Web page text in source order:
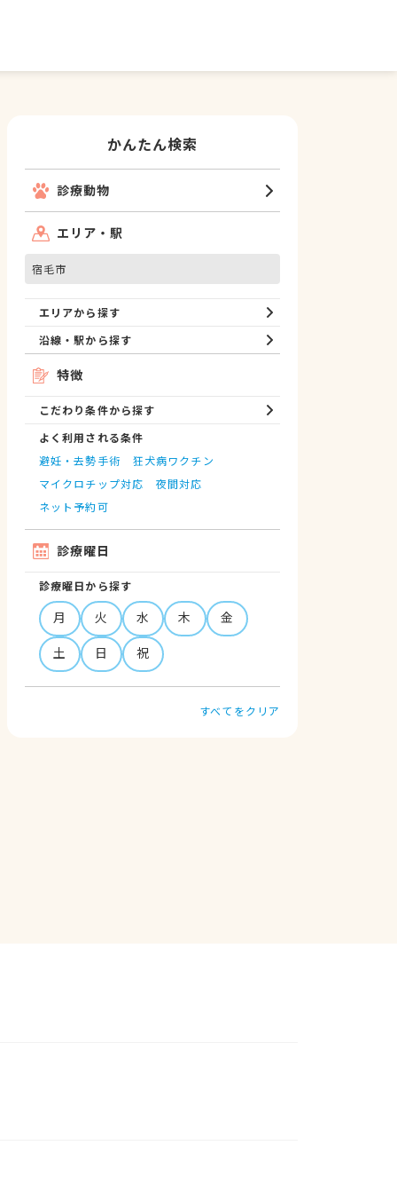
かんたん検索
診療動物
エリア・駅
宿毛市
エリアから探す
沿線・駅から探す
特徴
こだわり条件から探す
よく利用される条件
避妊・去勢手術
狂犬病ワクチン
マイクロチップ対応
夜間対応
ネット予約可
診療曜日
診療曜日から探す
月 火 水 木
金
土
日 祝
すべてをクリア